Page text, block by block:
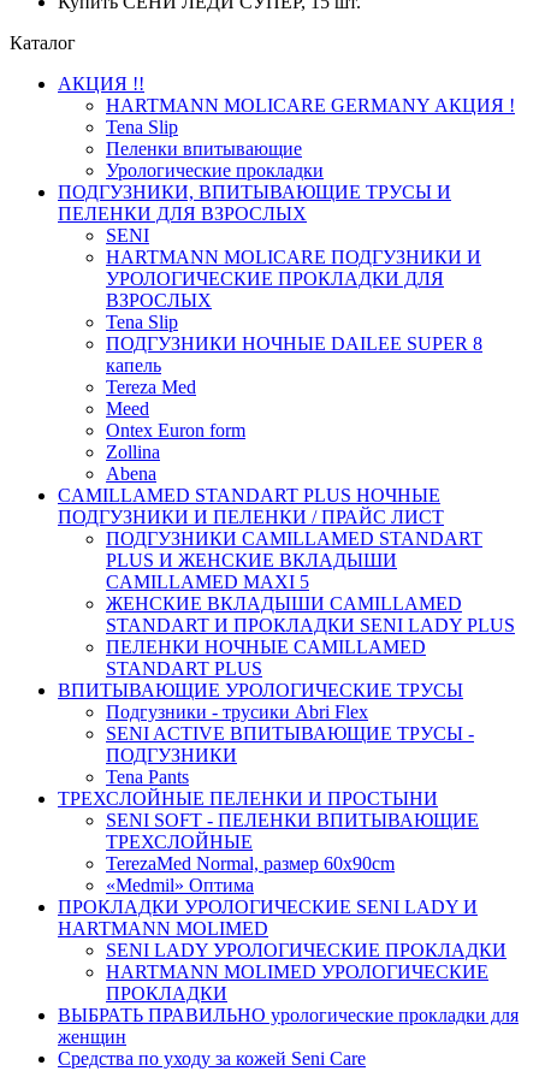
Каталог
АКЦИЯ !!
HARTMANN MOLICARE GERMANY АКЦИЯ !
Tena Slip
Пеленки впитывающие
Урологические прокладки
ПОДГУЗНИКИ, ВПИТЫВАЮЩИЕ ТРУСЫ И
ПЕЛЕНКИ ДЛЯ ВЗРОСЛЫХ
SENI
HARTMANN MOLICARE ПОДГУЗНИКИ И
УРОЛОГИЧЕСКИЕ ПРОКЛАДКИ ДЛЯ
ВЗРОСЛЫХ
Tena Slip
ПОДГУЗНИКИ НОЧНЫЕ DAILEE SUPER 8
капель
Tereza Med
Meed
Ontex Euron form
Zollina
Abena
CAMILLAMED STANDART PLUS НОЧНЫЕ
ПОДГУЗНИКИ И ПЕЛЕНКИ / ПРАЙС ЛИСТ
ПОДГУЗНИКИ CAMILLAMED STANDART
PLUS И ЖЕНСКИЕ ВКЛАДЫШИ
CAMILLAMED MAXI 5
ЖЕНСКИЕ ВКЛАДЫШИ CAMILLAMED
STANDART И ПРОКЛАДКИ SENI LADY PLUS
ПЕЛЕНКИ НОЧНЫЕ CAMILLAMED
STANDART PLUS
ВПИТЫВАЮЩИЕ УРОЛОГИЧЕСКИЕ ТРУСЫ
Подгузники - трусики Abri Flex
SENI ACTIVE ВПИТЫВАЮЩИЕ ТРУСЫ -
ПОДГУЗНИКИ
Tena Pants
ТРЕХСЛОЙНЫЕ ПЕЛЕНКИ И ПРОСТЫНИ
SENI SOFT - ПЕЛЕНКИ ВПИТЫВАЮЩИЕ
ТРЕХСЛОЙНЫЕ
TerezaMed Normal, размер 60x90cm
«Medmil» Оптима
ПРОКЛАДКИ УРОЛОГИЧЕСКИЕ SENI LADY И
HARTMANN MOLIMED
SENI LADY УРОЛОГИЧЕСКИЕ ПРОКЛАДКИ
HARTMANN MOLIMED УРОЛОГИЧЕСКИЕ
ПРОКЛАДКИ
ВЫБРАТЬ ПРАВИЛЬНО урологические прокладки для
женщин
Средства по уходу за кожей Seni Care